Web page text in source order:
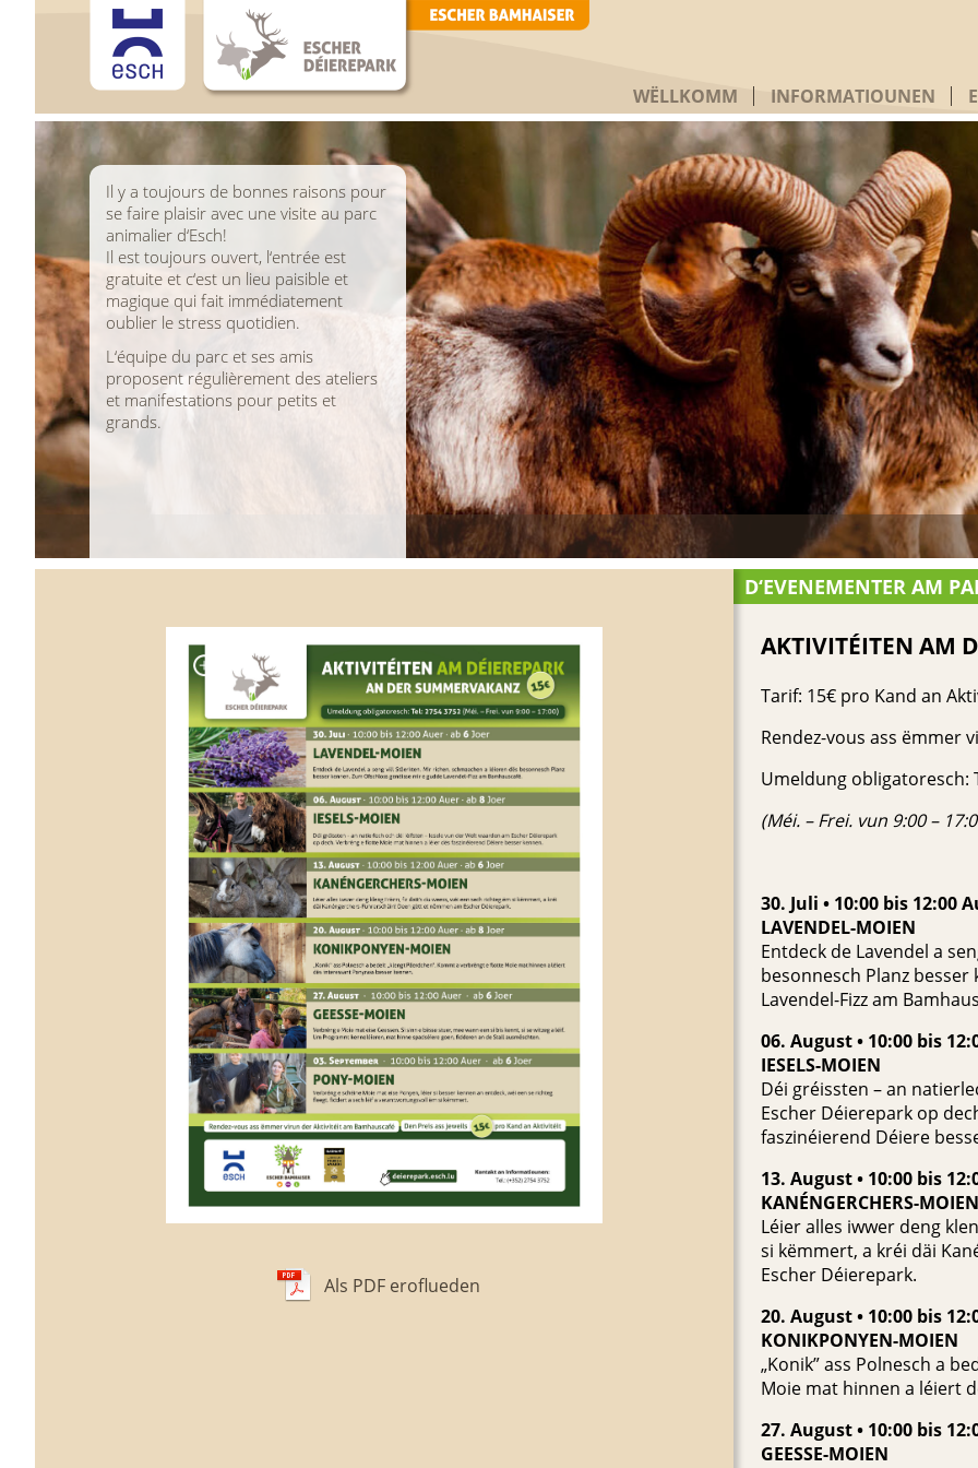
WËLLKOMM INFORMATIOUNEN
Il y a toujours de bonnes raisons pour
se faire plaisir avec une visite au parc
animalier d‘Esch!
Il est toujours ouvert, l‘entrée est
gratuite et c‘est un lieu paisible et
magique qui fait immédiatement
oublier le stress quotidien.
L‘équipe du parc et ses amis
proposent régulièrement des ateliers
et manifestations pour petits et
grands.
Als PDF eroflueden
D‘EVENEMENTER AM
AKTIVITÉITEN AM
Tarif: 15€ pro Kand an
Rendez-vous ass ëmmer
Umeldung obligatoresch:
(Méi. – Frei. vun 9:00 –
30. Juli • 10:00 bis 12:00
LAVENDEL-MOIEN
Entdeck de Lavendel a
besonnesch Planz besser
Lavendel-Fizz am
06. August • 10:00 bis
IESELS-MOIEN
Déi gréissten – an
Escher Déierepark op
faszinéierend Déiere
13. August • 10:00 bis
KANÉNGERCHERS-MOIEN
Léier alles iwwer deng
si këmmert, a kréi däi
Escher Déierepark.
20. August • 10:00 bis
KONIKPONYEN-MOIEN
„Konik” ass Polnesch a
Moie mat hinnen a léiert
27. August • 10:00 bis
GEESSE-MOIEN